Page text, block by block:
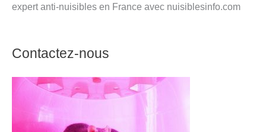
expert anti-nuisibles en France avec nuisiblesinfo.com
Contactez-nous